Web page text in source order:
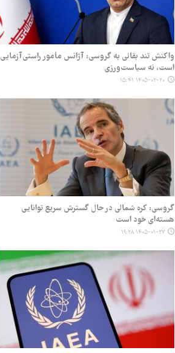
واکنش تند بقائی به گروسی: آژانس مأمور راستی‌آزمایی
است، نه سیاست‌ورزی
۱۴۰۵-۰۲-۲۰ ۱۵:۴۱
گروسی: کره شمالی در حال گسترش سریع توانایی
هسته‌ای خود است
۱۴۰۵-۰۱-۲۷ ۱۹:۲۸